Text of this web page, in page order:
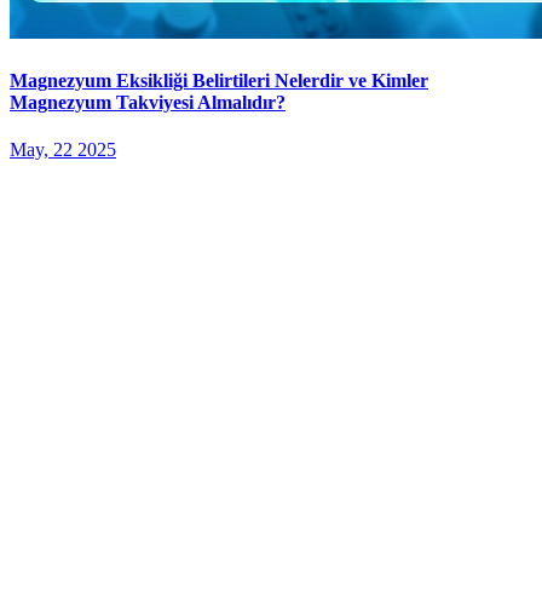
Magnezyum Eksikliği Belirtileri Nelerdir ve Kimler
Magnezyum Takviyesi Almalıdır?
May, 22 2025